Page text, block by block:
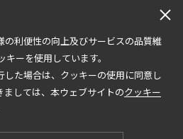
利便性の向上及びサービスの品質維
ーを使用しています。
た場合は、クッキーの使用に同意し
しては、本ウェブサイトのクッキー